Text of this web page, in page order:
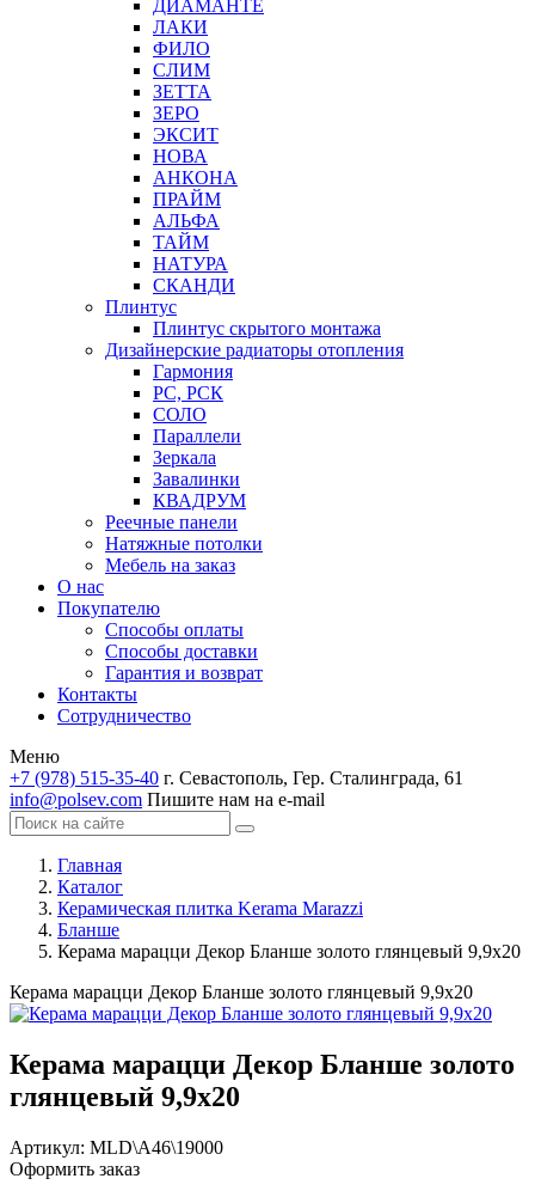
ДИАМАНТЕ
ЛАКИ
ФИЛО
СЛИМ
ЗЕТТА
ЗЕРО
ЭКСИТ
НОВА
АНКОНА
ПРАЙМ
АЛЬФА
ТАЙМ
НАТУРА
СКАНДИ
Плинтус
Плинтус скрытого монтажа
Дизайнерские радиаторы отопления
Гармония
РС, РСК
СОЛО
Параллели
Зеркала
Завалинки
КВАДРУМ
Реечные панели
Натяжные потолки
Мебель на заказ
О нас
Покупателю
Способы оплаты
Способы доставки
Гарантия и возврат
Контакты
Сотрудничество
Меню
+7 (978) 515-35-40 г. Севастополь, Гер. Сталинграда, 61
info@polsev.com Пишите нам на e-mail
Главная
Каталог
Керамическая плитка Kerama Marazzi
Бланше
Керама марацци Декор Бланше золото глянцевый 9,9х20
Керама марацци Декор Бланше золото глянцевый 9,9х20
Керама марацци Декор Бланше золото
глянцевый 9,9х20
Артикул: MLD\A46\19000
Оформить заказ